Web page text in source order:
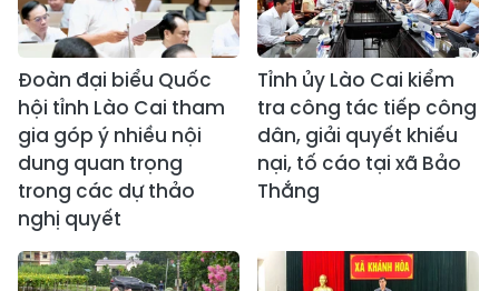
Đoàn đại biểu Quốc
hội tỉnh Lào Cai tham
gia góp ý nhiều nội
dung quan trọng
trong các dự thảo
nghị quyết
Tỉnh ủy Lào Cai kiểm
tra công tác tiếp công
dân, giải quyết khiếu
nại, tố cáo tại xã Bảo
Thắng